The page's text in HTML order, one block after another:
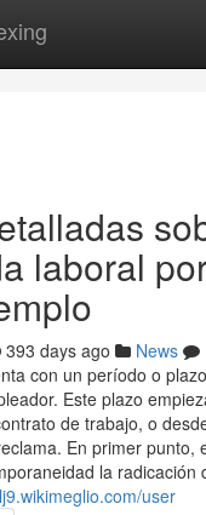
laboral
393 days ago News
con un período o
Este plazo
de trabajo, o
En primer punto,
la radicación
user